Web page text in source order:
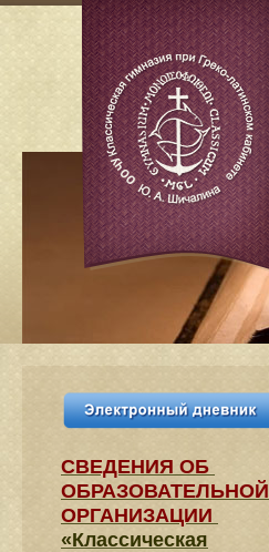
СВЕДЕНИЯ​ ОБ
ОБРАЗОВАТЕЛЬНОЙ
ОРГАНИЗАЦИИ
«Классическая